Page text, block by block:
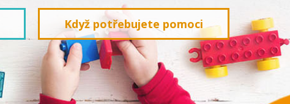
Když potřebujete pomoci